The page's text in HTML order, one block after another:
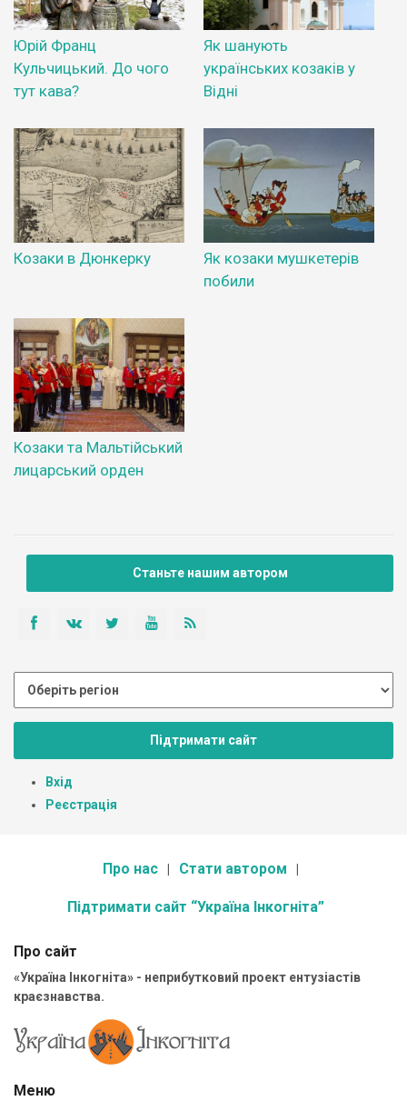
Юрій Франц
Кульчицький. До чого
тут кава?
Як шанують
українських козаків у
Відні
Козаки в Дюнкерку
Як козаки мушкетерів
побили
Козаки та Мальтійський
лицарський орден
Станьте нашим автором
Підтримати сайт
Вхід
Реєстрація
Про нас Стати автором
Підтримати сайт “Україна Інкогніта”
Про сайт
«Україна Інкогніта» - неприбутковий проект ентузіастів
краєзнавства.
Меню